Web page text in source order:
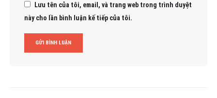
Lưu tên của tôi, email, và trang web trong trình duyệt
này cho lần bình luận kế tiếp của tôi.